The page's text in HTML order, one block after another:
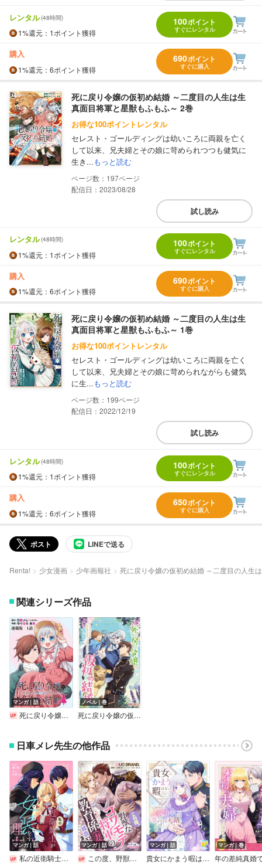
レンタル(48時間)
1%還元 ：1ポイント獲得
100ポイント
すぐにレンタル
購入
1%還元 ：6ポイント獲得
690ポイント
すぐに購入
死に戻り令嬢の仮初め結婚 ～二度目の人生は生
真面目将軍と星獣もふもふ～ 2巻
お得な100ポイントレンタル
セレスト・ゴールディングは幼いころに両親を亡く
して以来、兄夫婦とその娘に苛められつつも健気に
生き...もっと読む
197
配信日：2023/08/28
試し読み
レンタル(48時間)
1%還元 ：1ポイント獲得
100ポイント
すぐにレンタル
購入
1%還元 ：6ポイント獲得
690ポイント
すぐに購入
死に戻り令嬢の仮初め結婚 ～二度目の人生は生
真面目将軍と星獣もふもふ～ 1巻
お得な100ポイントレンタル
セレスト・ゴールディングは幼いころに両親を亡く
して以来、兄夫婦とその娘に苛められながらも健気
に生...もっと読む
199
配信日：2022/12/19
試し読み
レンタル(48時間)
1%還元 ：1ポイント獲得
100ポイント
すぐにレンタル
購入
1%還元 ：6ポイント獲得
650ポイント
すぐに購入
ポスト LINEで送る
Renta! 少女漫画 少年画報社 死に戻り令嬢の仮初め結婚 ～二度目の人生
関連シリーズ作品
マンガ｜話
死に戻り令嬢の仮初め結婚～二度目の人生は生真面目将軍と星獣もふもふ～ 連載版
ノベル｜巻
死に戻り令嬢の仮初め結婚
日車メレ先生の他作品
マンガ｜話
私の近衛騎士が女装をする理由 【連載版】
マンガ｜話
この度、野獣なコワモテ将軍の教育係（妻）を拝命いたしました【単話版】
マンガ｜話
貴女にかまう暇はないと言われた侯爵令嬢の幸せすぎる末路【単話】
マンガ｜巻